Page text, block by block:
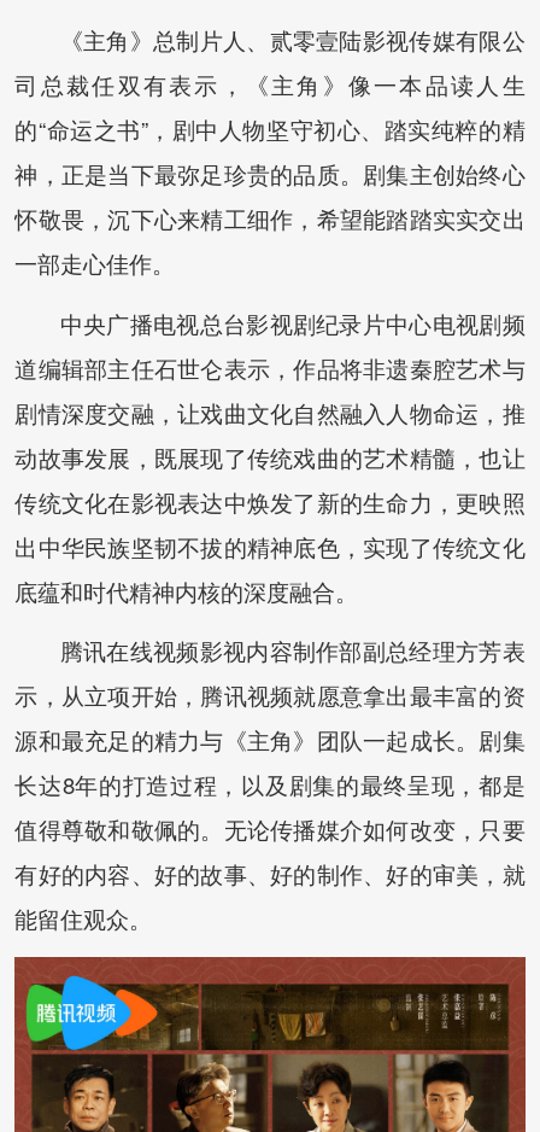
《主角》总制片人、贰零壹陆影视传媒有限公
司总裁任双有表示，《主角》像一本品读人生
的“命运之书”，剧中人物坚守初心、踏实纯粹的精
神，正是当下最弥足珍贵的品质。剧集主创始终心
怀敬畏，沉下心来精工细作，希望能踏踏实实交出
一部走心佳作。
中央广播电视总台影视剧纪录片中心电视剧频
道编辑部主任石世仑表示，作品将非遗秦腔艺术与
剧情深度交融，让戏曲文化自然融入人物命运，推
动故事发展，既展现了传统戏曲的艺术精髓，也让
传统文化在影视表达中焕发了新的生命力，更映照
出中华民族坚韧不拔的精神底色，实现了传统文化
底蕴和时代精神内核的深度融合。
腾讯在线视频影视内容制作部副总经理方芳表
示，从立项开始，腾讯视频就愿意拿出最丰富的资
源和最充足的精力与《主角》团队一起成长。剧集
长达8年的打造过程，以及剧集的最终呈现，都是
值得尊敬和敬佩的。无论传播媒介如何改变，只要
有好的内容、好的故事、好的制作、好的审美，就
能留住观众。